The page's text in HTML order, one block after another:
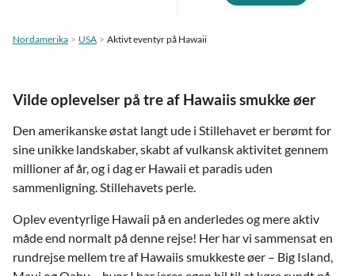
Nordamerika USA Aktivt eventyr på Hawaii
Vilde oplevelser på tre af Hawaiis smukke øer
Den amerikanske østat langt ude i Stillehavet er berømt for
sine unikke landskaber, skabt af vulkansk aktivitet gennem
millioner af år, og i dag er Hawaii et paradis uden
sammenligning. Stillehavets perle.
Oplev eventyrlige Hawaii på en anderledes og mere aktiv
måde end normalt på denne rejse! Her har vi sammensat en
rundrejse mellem tre af Hawaiis smukkeste øer – Big Island,